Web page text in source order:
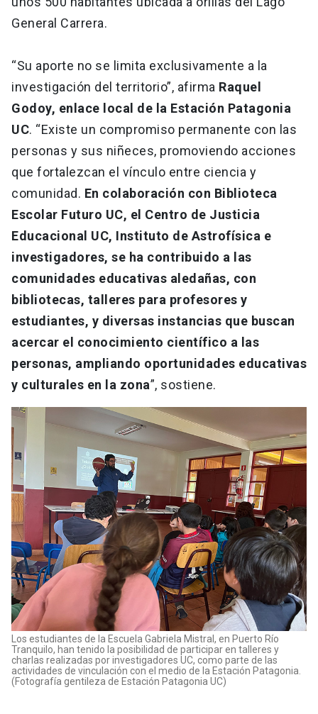
General Carrera.
“Su aporte no se limita exclusivamente a la
investigación del territorio”, afirma Raquel
Godoy, enlace local de la Estación Patagonia
UC. “Existe un compromiso permanente con las
personas y sus niñeces, promoviendo acciones
que fortalezcan el vínculo entre ciencia y
comunidad. En colaboración con Biblioteca
Escolar Futuro UC, el Centro de Justicia
Educacional UC, Instituto de Astrofísica e
investigadores, se ha contribuido a las
comunidades educativas aledañas, con
bibliotecas, talleres para profesores y
estudiantes, y diversas instancias que buscan
acercar el conocimiento científico a las
personas, ampliando oportunidades educativas
y culturales en la zona”, sostiene.
Los estudiantes de la Escuela Gabriela Mistral, en Puerto Río
Tranquilo, han tenido la posibilidad de participar en talleres y
charlas realizadas por investigadores UC, como parte de las
actividades de vinculación con el medio de la Estación Patagonia.
(Fotografía gentileza de Estación Patagonia UC)